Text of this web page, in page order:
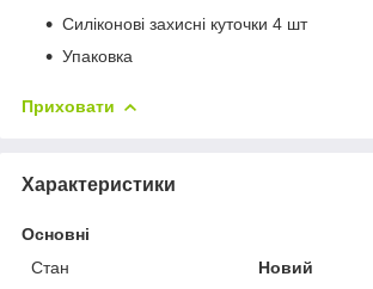
Силіконові захисні куточки 4 шт
Упаковка
Приховати
Характеристики
Основні
Стан
Новий